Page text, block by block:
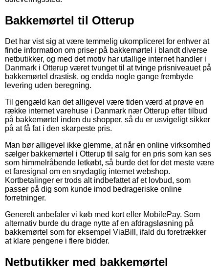
Bakkemørtel til Otterup
Det har vist sig at være temmelig ukompliceret for enhver at
finde information om priser på bakkemørtel i blandt diverse
netbutikker, og med det motiv har utallige internet handler i
Danmark i Otterup været tvunget til at tvinge prisniveauet på
bakkemørtel drastisk, og endda nogle gange frembyde
levering uden beregning.
Til gengæld kan det alligevel være tiden værd at prøve en
række internet varehuse i Danmark nær Otterup efter tilbud
på bakkemørtel inden du shopper, så du er usvigeligt sikker
på at få fat i den skarpeste pris.
Man bør alligevel ikke glemme, at når en online virksomhed
sælger bakkemørtel i Otterup til salg for en pris som kan ses
som himmelråbende letkøbt, så burde det for det meste være
et faresignal om en snydagtig internet webshop.
Kortbetalinger er trods alt indbefattet af et lovbud, som
passer på dig som kunde imod bedrageriske online
forretninger.
Generelt anbefaler vi køb med kort eller MobilePay. Som
alternativ burde du drage nytte af en afdragsløsning på
bakkemørtel som for eksempel ViaBill, ifald du foretrækker
at klare pengene i flere bidder.
Netbutikker med bakkemørtel